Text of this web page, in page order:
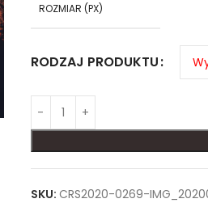
ROZMIAR (PX)
RODZAJ PRODUKTU
SKU: CRS2020-0269-